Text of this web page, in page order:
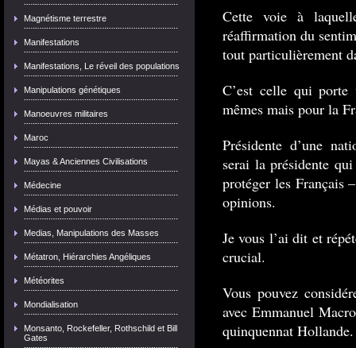
Magnétisme terrestre
Manifestations
Manifestations, Le réveil des populations
Manipulations génétiques
Manoeuvres militaires
Maroc
Mayas & Anciennes Civilisations
Médecine
Médias et pouvoir
Medias, Manipulations des Masses
Métatron, Hiérarchies Angéliques
Météorites
Mondialisation
Monsanto, Rockefeller, Rothschild et Bill
Gates
Cette voie à
réaffirmation du
tout particulièrement
C’est celle qui
mêmes mais pour la
Présidente d’une
serai la présidente
protéger les Français
opinions.
Je vous l’ai dit et
crucial.
Vous pouvez
avec Emmanuel
quinquennat Hollande.